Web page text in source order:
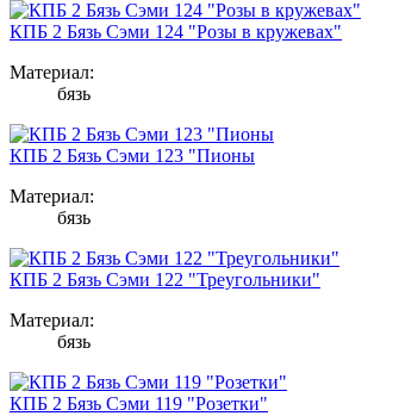
КПБ 2 Бязь Сэми 124 "Розы в кружевах"
Материал:
бязь
КПБ 2 Бязь Сэми 123 "Пионы
Материал:
бязь
КПБ 2 Бязь Сэми 122 "Треугольники"
Материал:
бязь
КПБ 2 Бязь Сэми 119 "Розетки"